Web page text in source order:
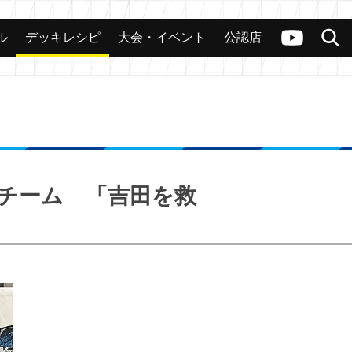
ヴァンガードch
検索
カード 大会 公認店舗 その他
デッキレシピ 大会・イベント 公認店
ーム 「吉田を救